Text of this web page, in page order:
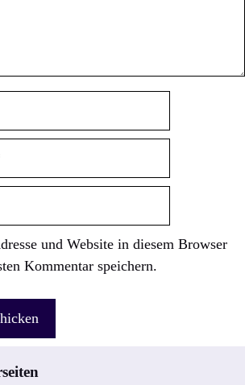
und Website in diesem Browser
Kommentar speichern.